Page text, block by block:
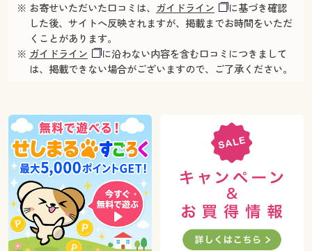
※ お寄せいただいた口コミは、 ガイドライン
に基づき確認
した後、サイトへ反映されますが、掲載までお時間をいただ
くことがあります。
※ ガイドライン
に沿わない内容を含む口コミにつきまして
は、掲載できない場合がございますので、ご了承ください。